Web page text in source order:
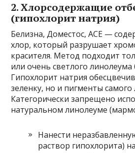
2. Хлорсодержащие
(гипохлорит натрия)
Белизна, Доместос, ACE —
хлор, который разрушает
красителя. Метод подходит
или очень светлого линолеума
Гипохлорит натрия
зеленку, но и пигменты самого
Категорически запрещено
натуральном линолеуме
Нанести
раствор гипохлорита)